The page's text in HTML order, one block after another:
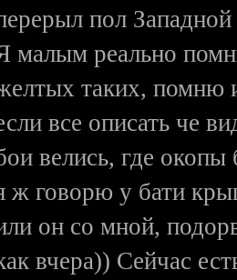
пол
малым реально
таких, помню
все описать че
велись, где
ж говорю у бати
он со мной,
вчера)) Сейчас